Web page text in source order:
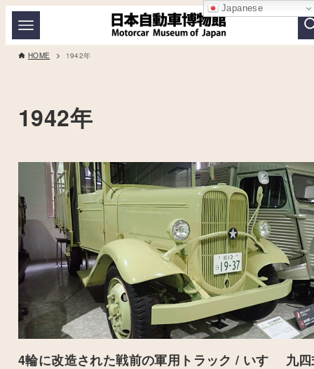
HOME 1942年
1942年
4輪に改造された戦前の軍用トラック / いすゞ 九
Japanese